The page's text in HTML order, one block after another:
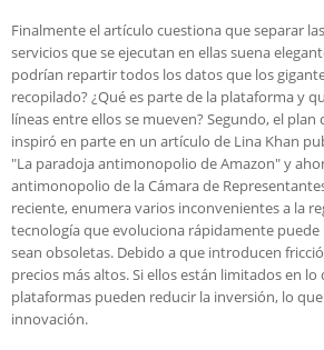
Finalmente el artículo cuestiona que separar
servicios que se ejecutan en ellas suena
podrían repartir todos los datos que los
recopilado? ¿Qué es parte de la plataforma y
líneas entre ellos se mueven? Segundo, el plan
inspiró en parte en un artículo de Lina Khan
"La paradoja antimonopolio de Amazon" y
antimonopolio de la Cámara de
reciente, enumera varios inconvenientes a la
tecnología que evoluciona rápidamente
sean obsoletas. Debido a que introducen
precios más altos. Si ellos están limitados en lo
plataformas pueden reducir la inversión, lo
innovación.